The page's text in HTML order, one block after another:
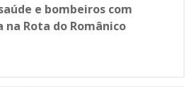
e bombeiros com
Rota do Românico